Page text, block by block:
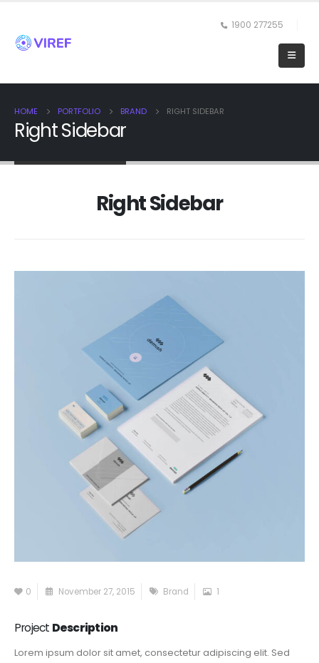
1900 277255
HOME PORTFOLIO BRAND RIGHT SIDEBAR
Right Sidebar
Right Sidebar
0 November 27, 2015 Brand 1
Project Description
Lorem ipsum dolor sit amet, consectetur adipiscing elit. Sed